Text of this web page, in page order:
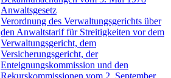
Anwaltsgesetz
Verordnung des Verwaltungsgerichts über
den Anwaltstarif für Streitigkeiten vor dem
Verwaltungsgericht, dem
Versicherungsgericht, der
Enteignungskommission und den
Rekurskommissionen vom 2. September